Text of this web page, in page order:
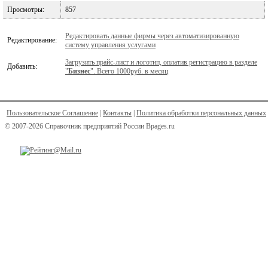
Просмотры: 857
Редактирование:
Редактировать данные фирмы через автоматизированную
систему управления услугами
Добавить:
Загрузить прайс-лист и логотип, оплатив регистрацию в разделе
"Бизнес". Всего 1000руб. в месяц
Пользовательское Соглашение Контакты Политика обработки персональных данных
© 2007-2026 Справочник предприятий России Bpages.ru